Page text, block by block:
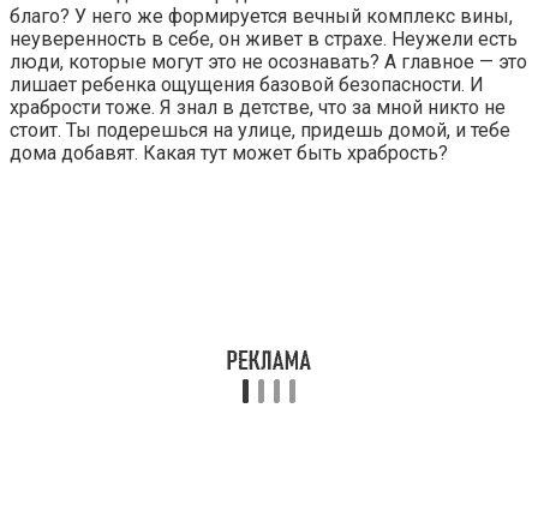
благо? У него же формируется вечный комплекс вины,
неуверенность в себе, он живет в страхе. Неужели есть
люди, которые могут это не осознавать? А главное — это
лишает ребенка ощущения базовой безопасности. И
храбрости тоже. Я знал в детстве, что за мной никто не
стоит. Ты подерешься на улице, придешь домой, и тебе
дома добавят. Какая тут может быть храбрость?